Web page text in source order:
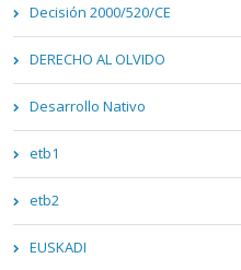
Decisión 2000/520/CE
DERECHO AL OLVIDO
Desarrollo Nativo
etb1
etb2
EUSKADI